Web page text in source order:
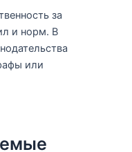
за
и норм. В
или